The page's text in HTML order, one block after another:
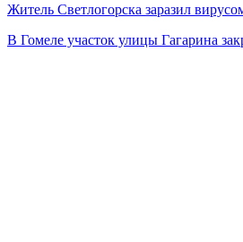
Житель Светлогорска заразил
В Гомеле участок улицы Гагарина